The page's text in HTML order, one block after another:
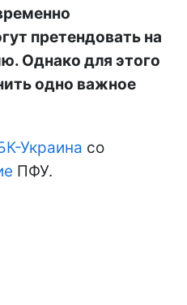
претендовать на
Однако для этого
одно важное
Украина со
ПФУ.